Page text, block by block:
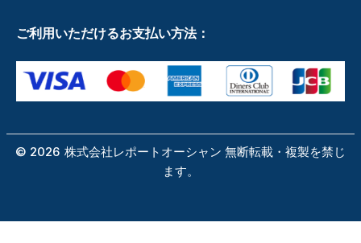
ご利用いただけるお支払い方法：
© 2026 株式会社レポートオーシャン 無断転載・複製を禁じ
ます。